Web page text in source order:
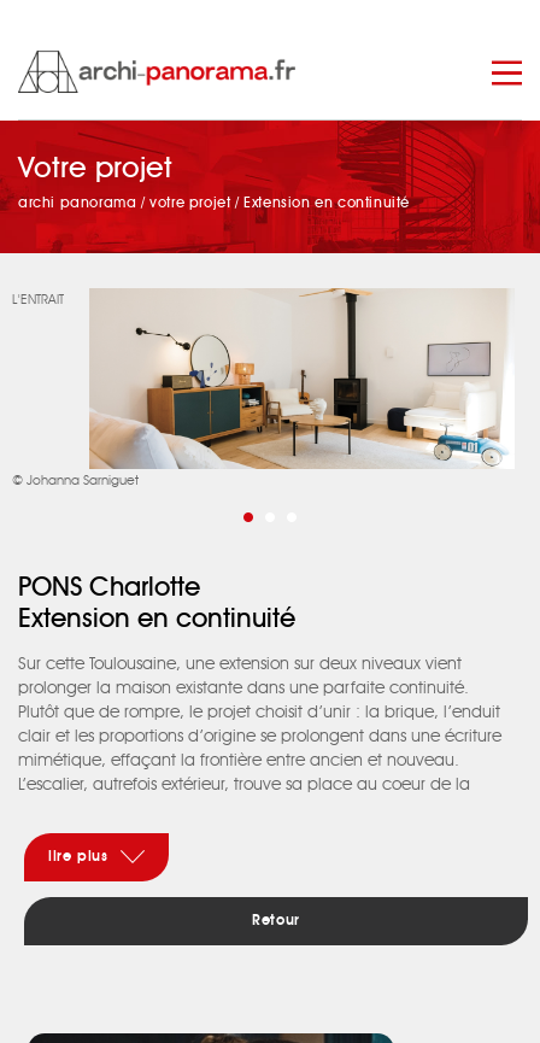
manage_search
Votre projet
archi panorama /votre projet / Extension en continuité
L'ENTRAIT
© Johanna Sarniguet
PONS Charlotte
Extension en continuité
Sur cette Toulousaine, une extension sur deux niveaux vient
prolonger la maison existante dans une parfaite continuité.
Plutôt que de rompre, le projet choisit d’unir : la brique, l’enduit
clair et les proportions d’origine se prolongent dans une écriture
mimétique, effaçant la frontière entre ancien et nouveau.
L’escalier, autrefois extérieur, trouve sa place au coeur de la
jardin en rez-de-chaussée, les chambres et la salle de bain à
l’étage.
À l’intérieur, lumière, bois et teintes douces composent une
atmosphère apaisée et fluide.
Une intervention discrète, où la transformation s’efface derrière la
lire plus
Retour